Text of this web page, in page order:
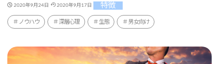
2020年9月24日 2020年9月17日 特徴
ノウハウ 深層心理 生態 男女向け